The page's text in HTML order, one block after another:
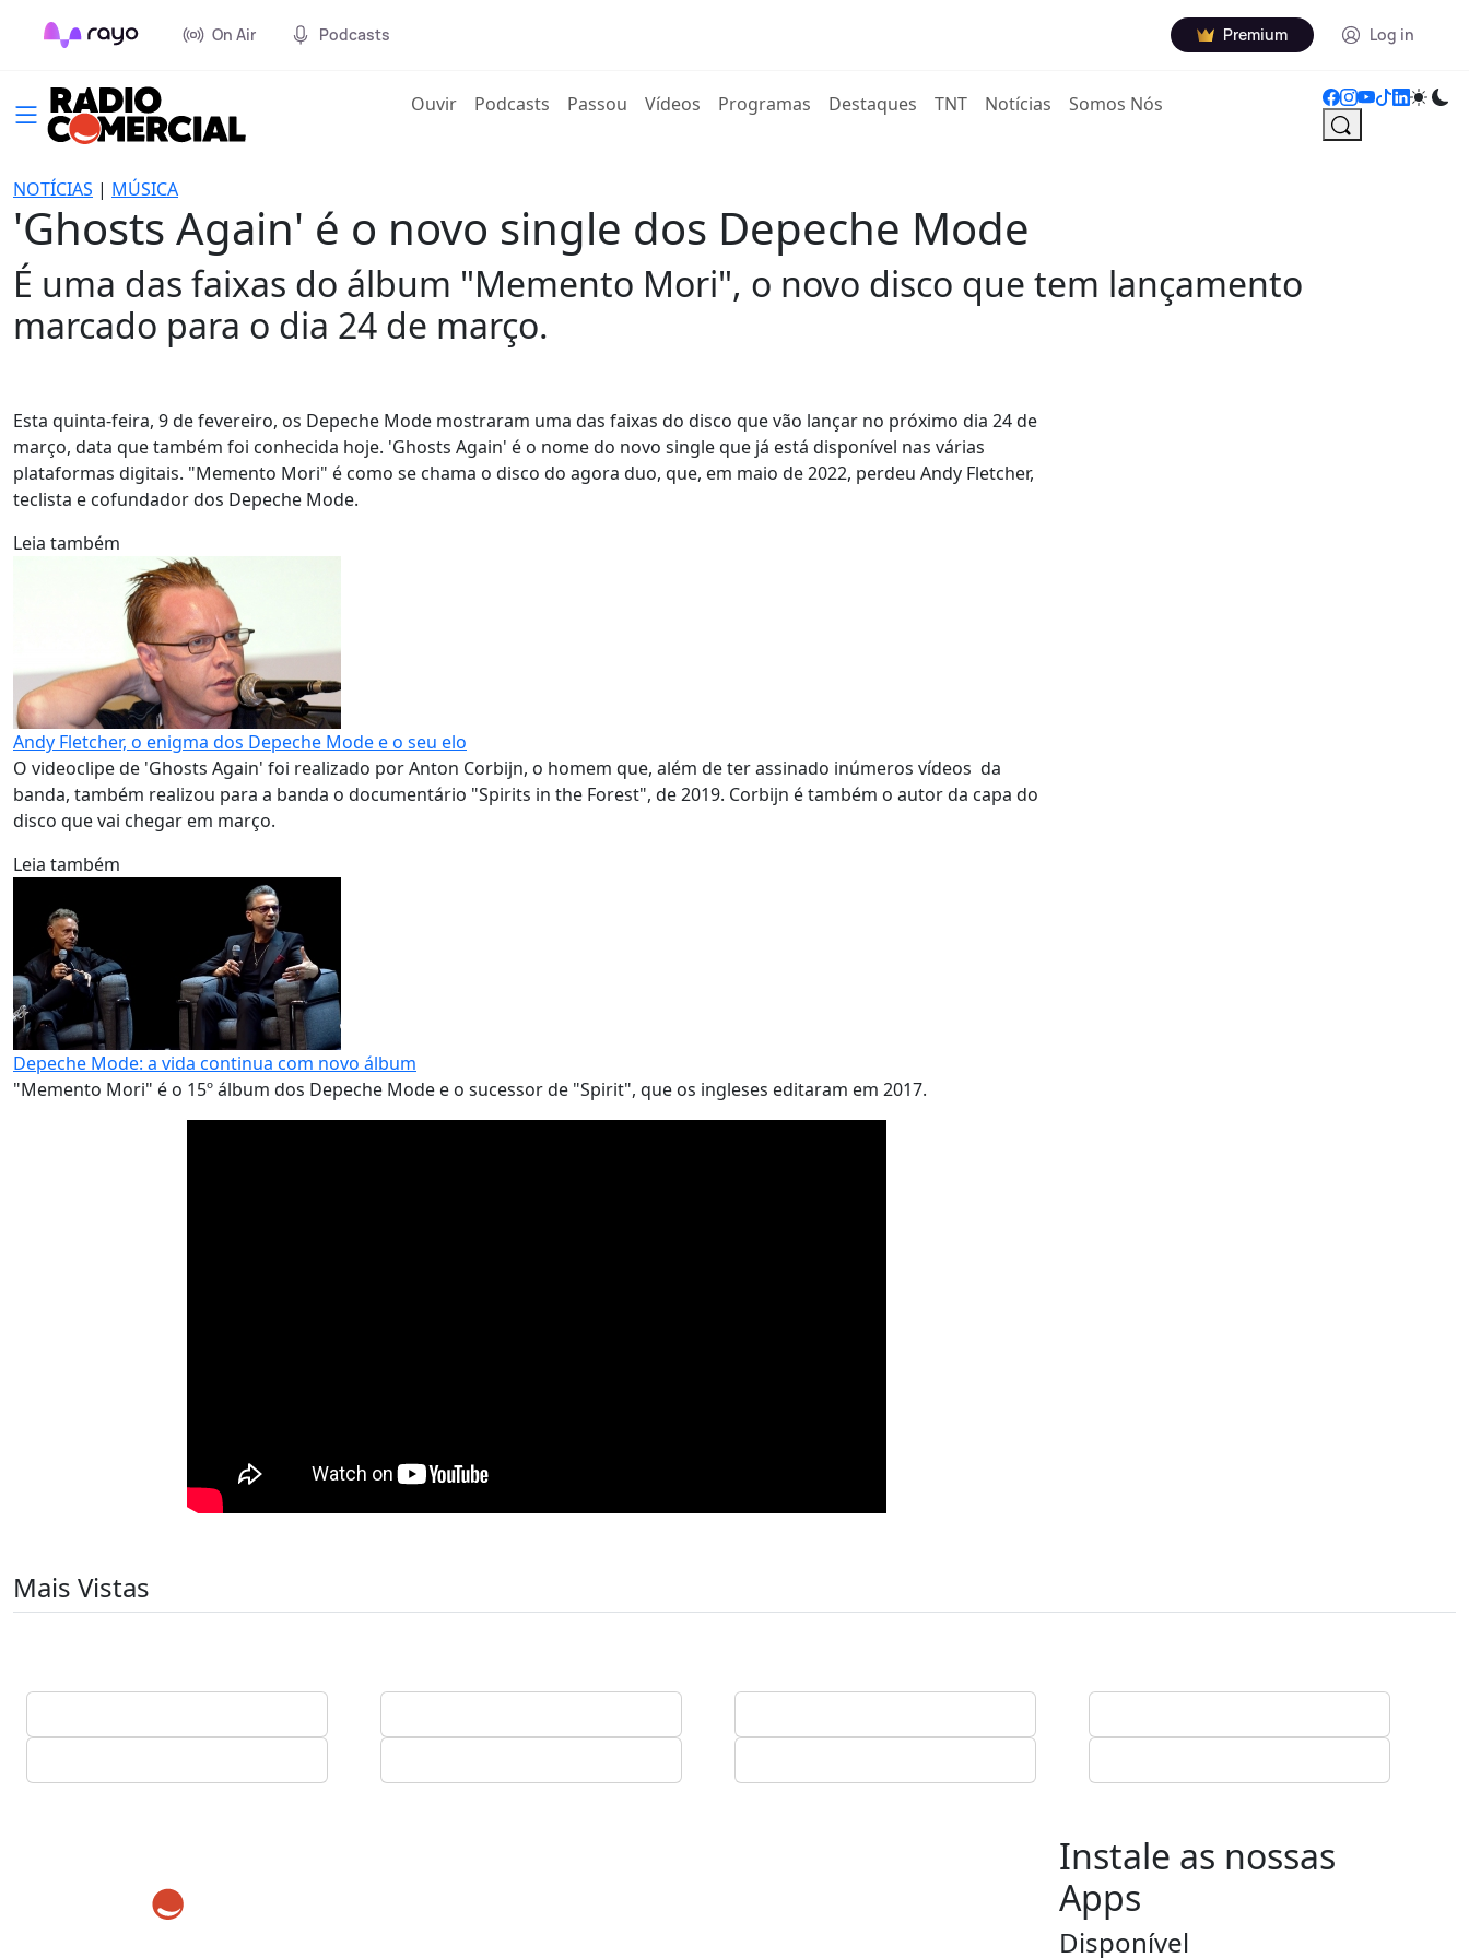
On Air Podcasts Premium Log in
Ouvir(current)
Podcasts Passou Vídeos Programas Destaques TNT Notícias Somos Nós
NOTÍCIAS | MÚSICA
'Ghosts Again' é o novo single dos Depeche Mode
É uma das faixas do álbum "Memento Mori", o novo disco que tem lançamento
marcado para o dia 24 de março.
Esta quinta-feira, 9 de fevereiro, os Depeche Mode mostraram uma das faixas do disco que vão lançar no próximo dia 24 de
março, data que também foi conhecida hoje. 'Ghosts Again' é o nome do novo single que já está disponível nas várias
plataformas digitais. "Memento Mori" é como se chama o disco do agora duo, que, em maio de 2022, perdeu Andy Fletcher,
teclista e cofundador dos Depeche Mode.
Leia também
Andy Fletcher, o enigma dos Depeche Mode e o seu elo
O videoclipe de 'Ghosts Again' foi realizado por Anton Corbijn, o homem que, além de ter assinado inúmeros vídeos da
banda, também realizou para a banda o documentário "Spirits in the Forest", de 2019. Corbijn é também o autor da capa do
disco que vai chegar em março.
Leia também
Depeche Mode: a vida continua com novo álbum
"Memento Mori" é o 15º álbum dos Depeche Mode e o sucessor de "Spirit", que os ingleses editaram em 2017.
Mais Vistas
Instale as nossas
Apps
Disponível